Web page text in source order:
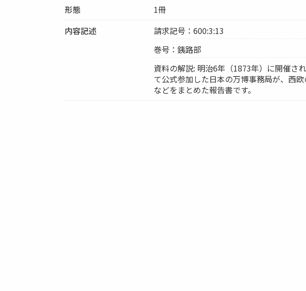
形態
1冊
内容記述
請求記号：600:3:13
巻号：銕路部
資料の解説: 明治6年（1873年）に開催さ
て公式参加した日本の万博事務局が、西
などをまとめた報告書です。